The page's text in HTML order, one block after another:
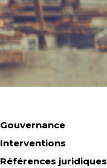
Gouvernance
Interventions
Références juridiques